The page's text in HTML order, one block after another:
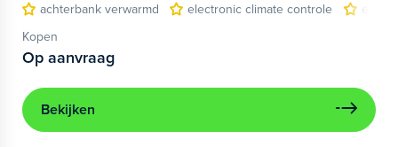
achterbank verwarmd
electronic climate controle
Kopen
Op aanvraag
Bekijken